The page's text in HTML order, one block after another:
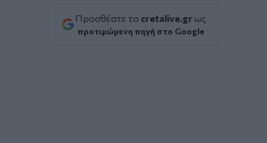
Προσθέστε το cretalive.gr ως
προτιμώμενη πηγή στο Google